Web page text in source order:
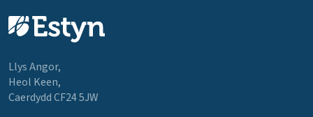
Llys Angor,
Heol Keen,
Caerdydd CF24 5JW